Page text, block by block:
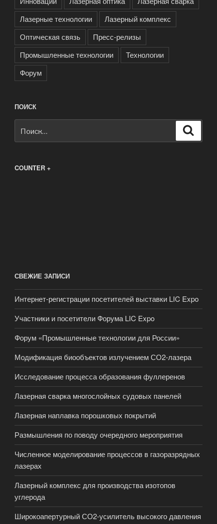
Лазерные технологии
Лазерный комплекс
Оптическая связь
Пресс-релизы
Промышленные технологии
Технологии
Форум
ПОИСК
COUNTER +
СВЕЖИЕ ЗАПИСИ
Интернет-регистрации посетителей выставки LIC Expo
Участники и посетители Форума LIC Expo
Форум «Промышленные технологии для России»
Модификация биообъектов излучением СО2-лазера
Исследование процесса образования фуллеренов
Лазерная сварка многослойных судовых панелей
Лазерная наплавка порошковых покрытий
Размышления по поводу очередного мероприятия
Численное моделирование процессов в газоразрядных
лазерах
Лазерный комплекс для производства изотопов
углерода
Широкоапертурный СО2-усилитель высокого давления